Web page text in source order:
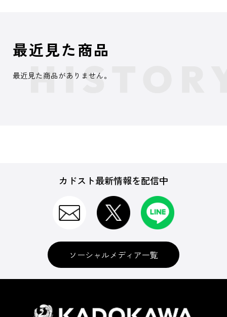
最近見た商品
最近見た商品がありません。
カドスト最新情報を配信中
ソーシャルメディア一覧